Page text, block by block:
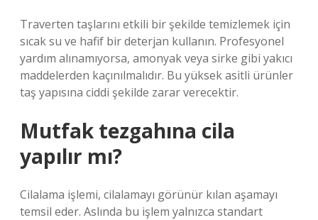
Traverten taşlarını etkili bir şekilde temizlemek için
sıcak su ve hafif bir deterjan kullanın. Profesyonel
yardım alınamıyorsa, amonyak veya sirke gibi yakıcı
maddelerden kaçınılmalıdır. Bu yüksek asitli ürünler
taş yapısına ciddi şekilde zarar verecektir.
Mutfak tezgahına cila
yapılır mı?
Cilalama işlemi, cilalamayı görünür kılan aşamayı
temsil eder. Aslında bu işlem yalnızca standart